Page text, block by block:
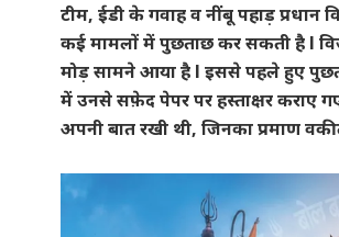
टीम, ईडी के गवाह व नींबू पहाड़
कई मामलों में पुछताछ कर सकती है l
मोड़ सामने आया है l इससे पहले हुए
में उनसे सफ़ेद पेपर पर हस्ताक्षर कराए
अपनी बात रखी थी, जिनका प्रमाण वकील